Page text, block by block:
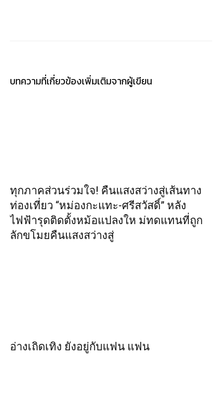
บทความที่เกี่ยวข้องเพิ่มเติมจากผู้เขียน
ทุกภาคส่วนร่วมใจ! คืนแสงสว่างสู่เส้นทาง
ท่องเที่ยว “หม่องกะแทะ-ศรีสวัสดิ์” หลัง
ไฟฟ้ารุดติดตั้งหม้อแปลงให ม่ทดแทนที่ถูก
ลักขโมยคืนแสงสว่างสู่
อ่างเถิดเทิง ยังอยู่กับแฟน แฟน